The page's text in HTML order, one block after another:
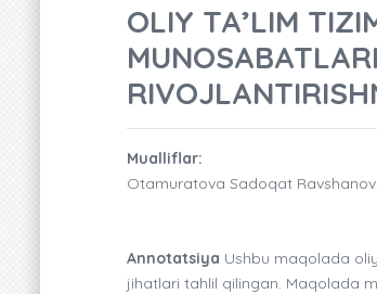
OLIY TA’LIM
Mualliflar:
Otamuratova Sadoqat
Annotatsiya Ushbu maqolada
jihatlari tahlil qilingan. Maqolada